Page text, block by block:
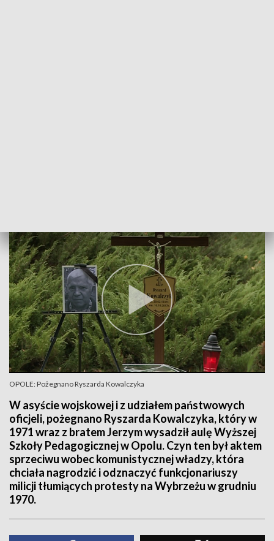
OPOLE: Pożegnano Ryszarda Kowalczyka
W asyście wojskowej i z udziałem państwowych
oficjeli, pożegnano Ryszarda Kowalczyka, który w
1971 wraz z bratem Jerzym wysadził aulę Wyższej
Szkoły Pedagogicznej w Opolu. Czyn ten był aktem
sprzeciwu wobec komunistycznej władzy, która
chciała nagrodzić i odznaczyć funkcjonariuszy
milicji tłumiących protesty na Wybrzeżu w grudniu
1970.